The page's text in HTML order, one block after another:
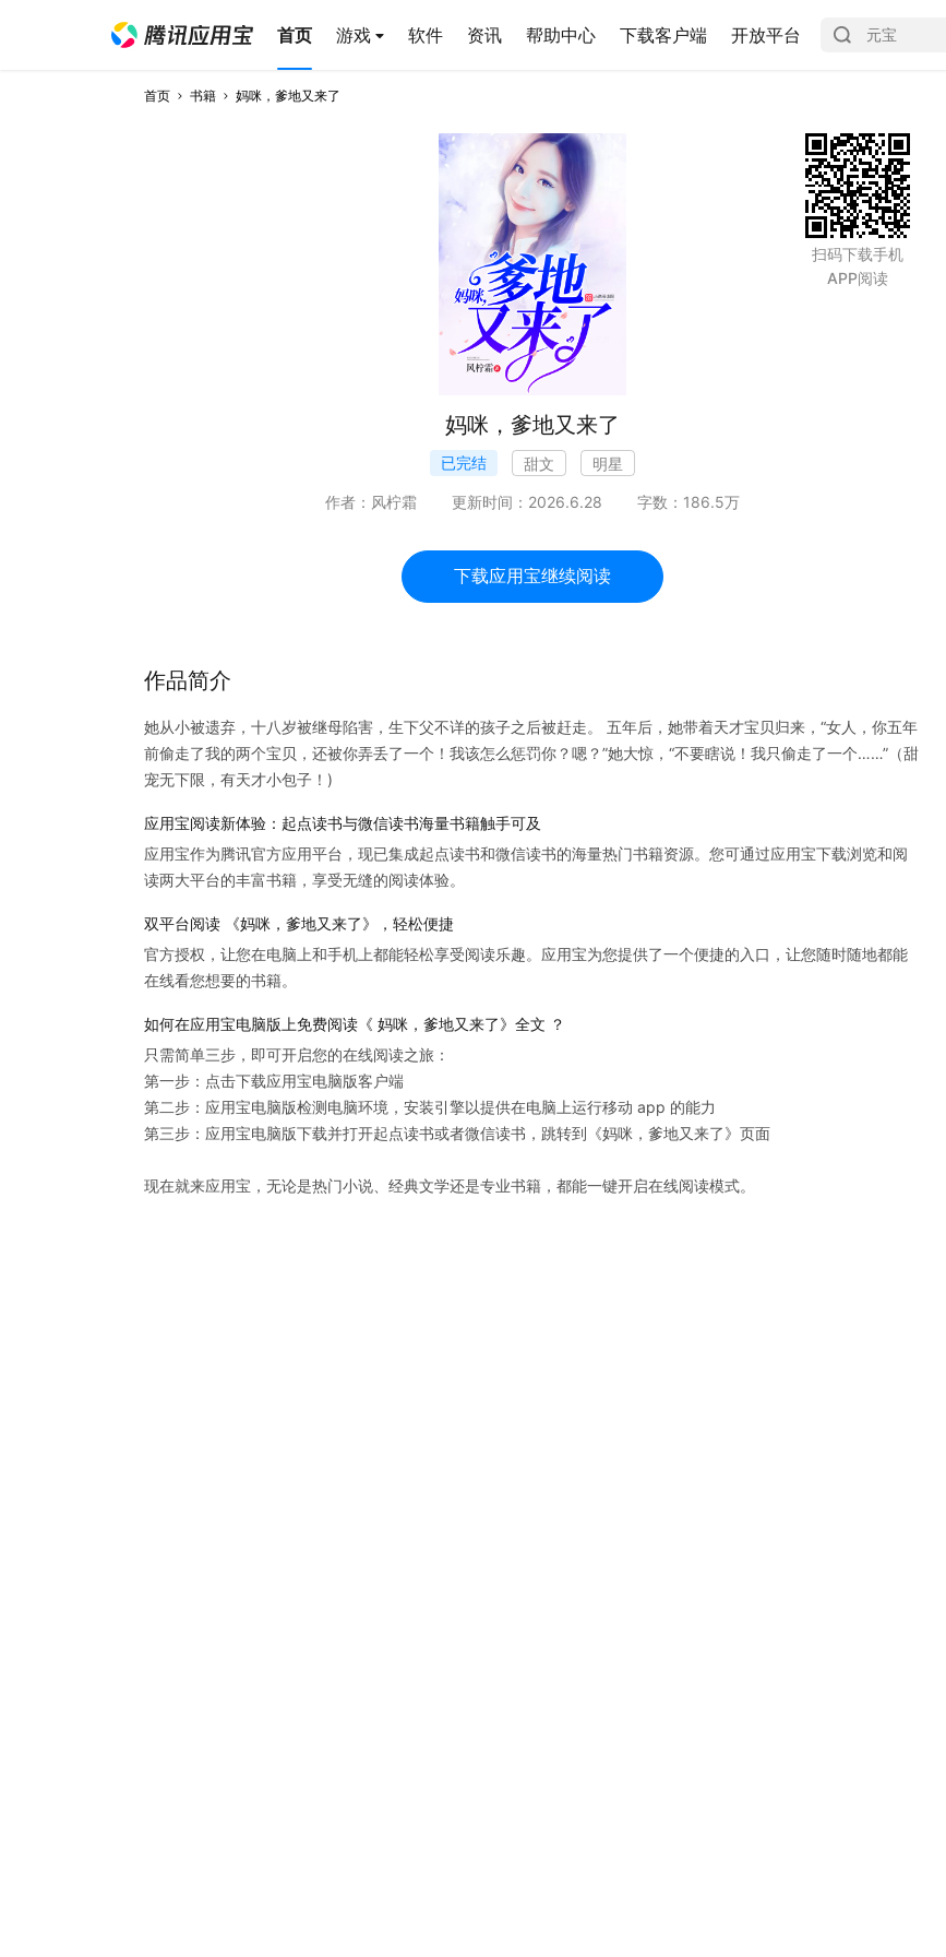
首页 游戏 软件 资讯 帮助中心 下载客户端 开放平台
首页 书籍 妈咪，爹地又来了
妈咪，爹地又来了
已完结 甜文 明星
作者： 风柠霜 更新时间： 2026.6.28 字数： 186.5万
下载应用宝继续阅读
扫码下载手机
APP阅读
作品简介
她从小被遗弃，十八岁被继母陷害，生下父不详的孩子之后被赶走。 五年后，她带着天才宝贝归来，“女人，你五年
前偷走了我的两个宝贝，还被你弄丢了一个！我该怎么惩罚你？嗯？”她大惊，“不要瞎说！我只偷走了一个……”（甜
宠无下限，有天才小包子！)
应用宝阅读新体验：起点读书与微信读书海量书籍触手可及
应用宝作为腾讯官方应用平台，现已集成起点读书和微信读书的海量热门书籍资源。您可通过应用宝下载浏览和阅
读两大平台的丰富书籍，享受无缝的阅读体验。
双平台阅读 《妈咪，爹地又来了》，轻松便捷
官方授权，让您在电脑上和手机上都能轻松享受阅读乐趣。应用宝为您提供了一个便捷的入口，让您随时随地都能
在线看您想要的书籍。
如何在应用宝电脑版上免费阅读《 妈咪，爹地又来了》全文 ？
只需简单三步，即可开启您的在线阅读之旅：
第一步：点击下载应用宝电脑版客户端
第二步：应用宝电脑版检测电脑环境，安装引擎以提供在电脑上运行移动 app 的能力
第三步：应用宝电脑版下载并打开起点读书或者微信读书，跳转到《妈咪，爹地又来了》页面
现在就来应用宝，无论是热门小说、经典文学还是专业书籍，都能一键开启在线阅读模式。